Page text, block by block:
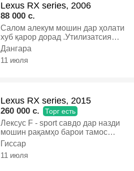
Lexus RX series, 2006
88 000 c.
Салом алекум мошин дар ҳолати
хуб қарор дорад .Утилизатсия
дорад ,ҳуҷати солона ,танирофка
солона дорад. Муомила дорад
дар назди мошин. Дар ҳамин
Дангара
11 июля
Lexus RX series, 2015
260 000 c. Торг есть
Лексус F - sport савдо дар назди
мошин рақамҳо барои тамос
900414044, Бензин, Автомат,
Кроссовер
Гиссар
11 июля